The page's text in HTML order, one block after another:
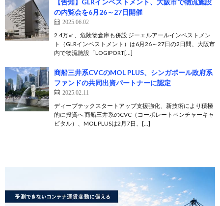
【告知】GLRインベストメント、大阪市で物流施設
の内覧会を6月26～27日開催
2025.06.02
2.4万㎡、危険物倉庫も併設 ジーエルアールインベストメン
ト（GLRインベストメント）は6月26～27日の2日間、大阪市
内で物流施設「LOGIPORT[…]
商船三井系CVCのMOL PLUS、シンガポール政府系
ファンドの共同出資パートナーに認定
2025.02.11
ディープテックスタートアップ支援強化、新技術により積極
的に投資へ 商船三井系のCVC（コーポレートベンチャーキャ
ピタル）、MOL PLUSは2月7日、[…]